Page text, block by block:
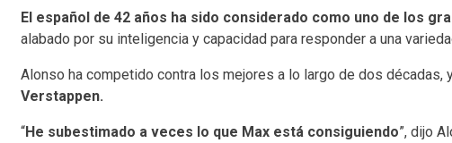
El español de 42 años ha sido considerado como uno de los
alabado por su inteligencia y capacidad para responder a una
Alonso ha competido contra los mejores a lo largo de dos décadas,
Verstappen.
“He subestimado a veces lo que Max está consiguiendo”, dijo